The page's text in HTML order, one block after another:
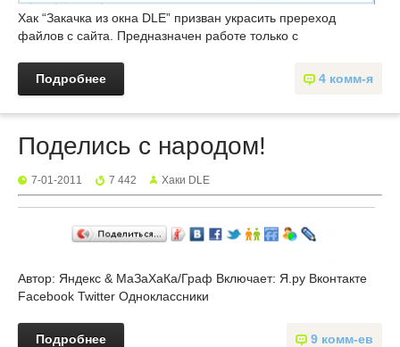
Хак “Закачка из окна DLE” призван украсить пререход
файлов с сайта. Предназначен работе только с
4 комм-я
Подробнее
Поделись с народом!
7-01-2011 7 442 Хаки DLE
Автор: Яндекс & МаЗаХаКа/Граф Включает: Я.ру Вконтакте
Facebook Twitter Одноклассники
9 комм-ев
Подробнее